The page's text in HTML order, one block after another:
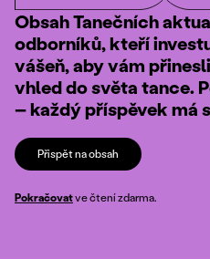
Obsah Tanečních
odborníků, kteří
vášeň, aby vám
vhled do světa tance.
– každý příspěvek má
Přispět na obsah
Pokračovatve čtení zdarma.